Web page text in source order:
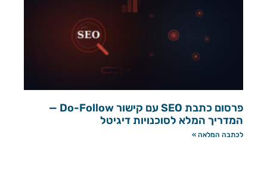
פרסום כתבת SEO עם קישור Do-Follow —
המדריך המלא לסוכנויות דיגיטל
לכתבה המלאה »